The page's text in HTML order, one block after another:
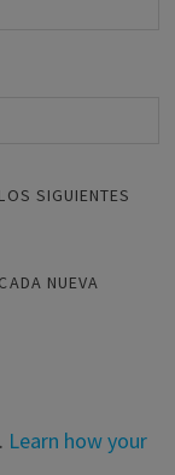
SIGUIENTES
NUEVA
Learn how your